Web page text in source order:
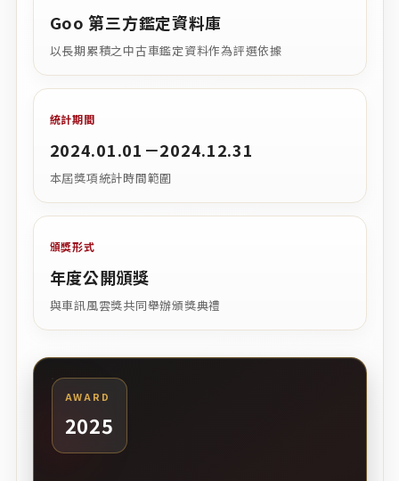
Goo 第三方鑑定資料庫
以長期累積之中古車鑑定資料作為評選依據
統計期間
2024.01.01－2024.12.31
本屆獎項統計時間範圍
頒獎形式
年度公開頒獎
與車訊風雲獎共同舉辦頒獎典禮
AWARD
2025